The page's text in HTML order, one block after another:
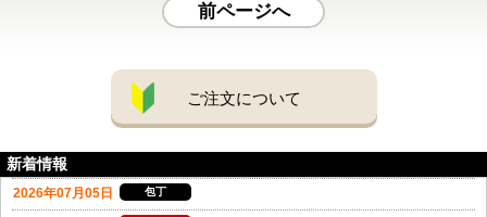
前ページへ
ご注文について
新着情報